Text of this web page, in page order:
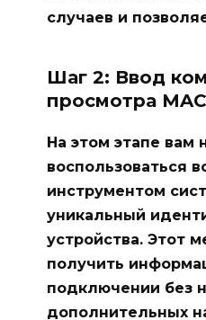
случаев и
Шаг 2: Ввод
просмотра
На этом этапе вам
воспользоваться
инструментом
уникальный
устройства. Этот
получить
подключении без
дополнительных